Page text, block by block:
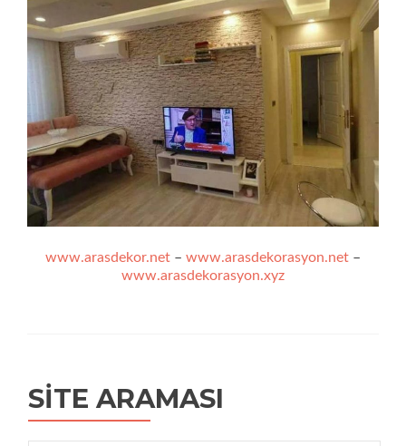
www.arasdekor.net – www.arasdekorasyon.net –
www.arasdekorasyon.xyz
SITE ARAMASI